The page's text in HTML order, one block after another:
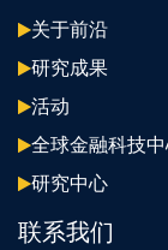
关于前沿
研究成果
活动
全球金融科技
研究中心
联系我们